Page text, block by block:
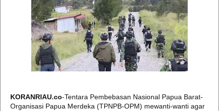
KORANRIAU.co-Tentara Pembebasan Nasional Papua Barat-
Organisasi Papua Merdeka (TPNPB-OPM) mewanti-wanti agar